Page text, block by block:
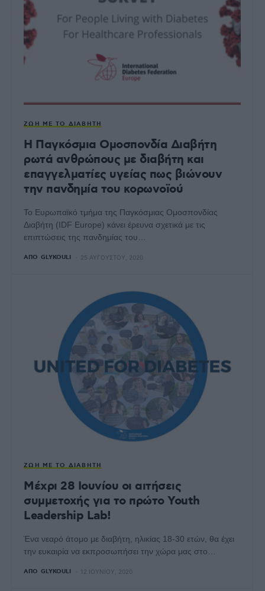
ΖΩΉ ΜΕ ΤΟ ΔΙΑΒΉΤΗ
Η Παγκόσμια Ομοσπονδία Διαβήτη
ρωτά ανθρώπους με διαβήτη και
επαγγελματίες υγείας πως βιώνουν
την πανδημία του κορωνοϊού
Το Ευρωπαϊκό τμήμα της Παγκόσμιας Ομοσπονδίας
Διαβήτη (IDF Europe) κάνει έρευνα σχετικά με τις
επιπτώσεις της πανδημίας του…
ΑΠΌ GLYKOULI 25 ΑΥΓΟΎΣΤΟΥ, 2020
ΖΩΉ ΜΕ ΤΟ ΔΙΑΒΉΤΗ
Μέχρι 28 Ιουνίου οι αιτήσεις
συμμετοχής για το πρώτο Youth
Leadership Lab!
Ένα νεαρό άτομο με διαβήτη, ηλικίας 18-30 ετών, θα έχει
την ευκαιρία να εκπροσωπήσει την χώρα μας στο…
ΑΠΌ GLYKOULI 12 ΙΟΥΝΊΟΥ, 2020